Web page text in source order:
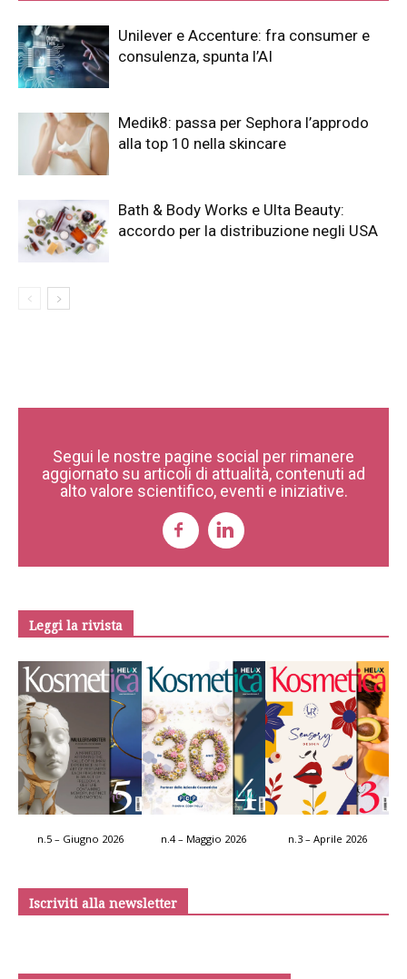
Unilever e Accenture: fra consumer e
consulenza, spunta l’AI
Medik8: passa per Sephora l’approdo
alla top 10 nella skincare
Bath & Body Works e Ulta Beauty:
accordo per la distribuzione negli USA
Segui le nostre pagine social per rimanere
aggiornato su articoli di attualità, contenuti ad
alto valore scientifico, eventi e iniziative.
Leggi la rivista
n.5 – Giugno 2026 n.4 – Maggio 2026 n.3 – Aprile 2026
Iscriviti alla newsletter